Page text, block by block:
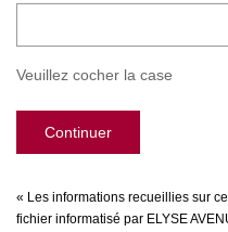
Veuillez cocher la case
Continuer
« Les informations recueillies sur
fichier informatisé par ELYSE